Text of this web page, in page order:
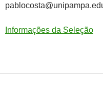
Informações da Seleção